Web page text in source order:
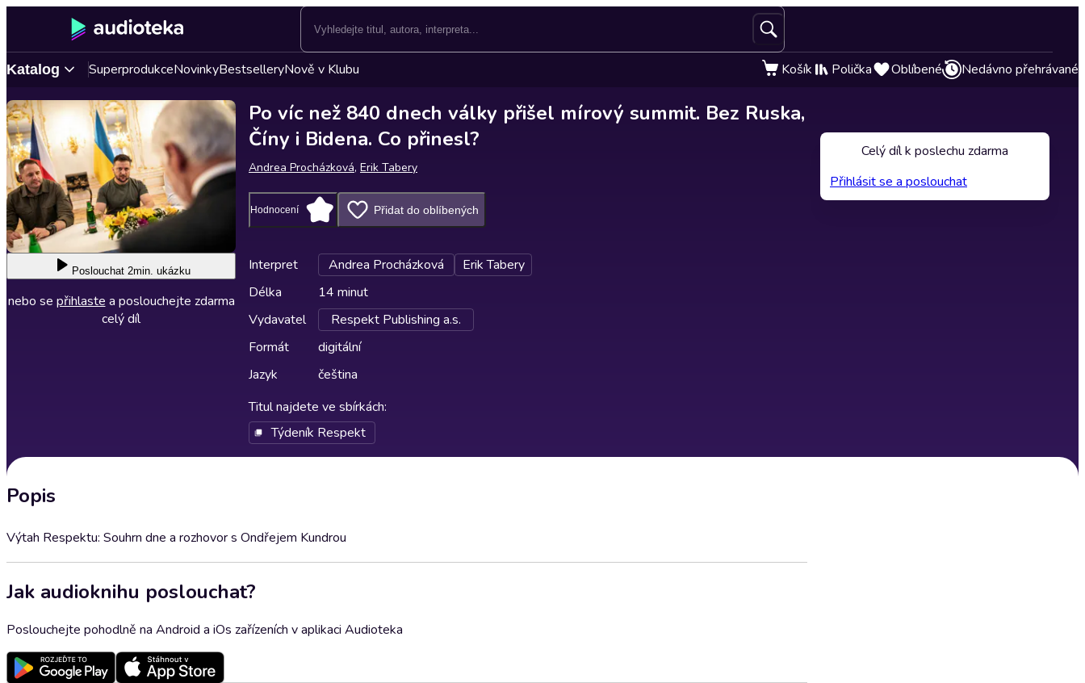
Katalog SuperprodukceNovinkyBestselleryNově v Klubu Košík Polička Oblíbené Nedávno přehrávané
Poslouchat 2min. ukázku
nebo se přihlaste a poslouchejte zdarma
celý díl
Po víc než 840 dnech války přišel mírový summit. Bez Ruska,
Číny i Bidena. Co přinesl?
Andrea Procházková, Erik Tabery
Hodnocení Přidat do oblíbených
Interpret Andrea Procházková
Erik Tabery
Délka
14 minut
Vydavatel
Respekt Publishing a.s.
Formát
digitální
Jazyk
čeština
Titul najdete ve sbírkách:
Týdeník Respekt
Popis
Výtah Respektu: Souhrn dne a rozhovor s Ondřejem Kundrou
Jak audioknihu poslouchat?
Poslouchejte pohodlně na Android a iOs zařízeních v aplikaci Audioteka
Celý díl k poslechu zdarma
Přihlásit se a poslouchat